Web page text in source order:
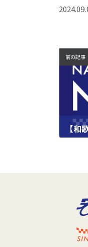
前の記事
【和